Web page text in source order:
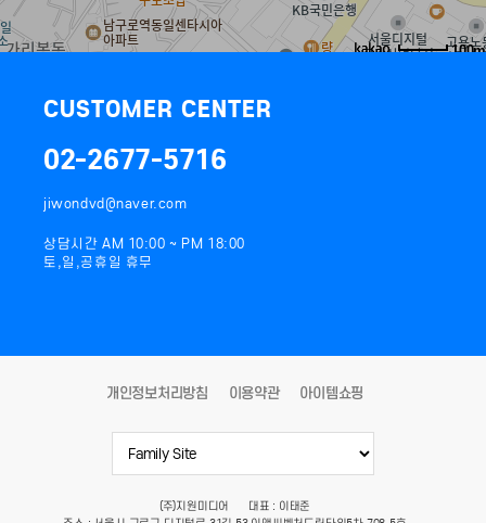
100m
CUSTOMER CENTER
02-2677-5716
jiwondvd@naver.com
상담시간 AM 10:00 ~ PM 18:00
토,일,공휴일 휴무
개인정보처리방침 이용약관 아이템쇼핑
(주)지원미디어
대표 : 이태준